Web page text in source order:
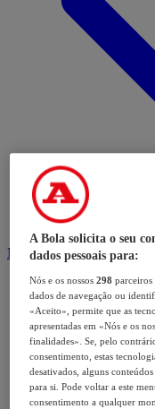
Modalidades
A Bola solicita o seu
dados pessoais para:
Nós e os nossos298 parceiros
dados de navegação ou
«Aceito», permite que as
apresentadas em «Nós e os
finalidades». Se, pelo
consentimento, estas
desativados, alguns
para si. Pode voltar a este
consentimento a qualquer